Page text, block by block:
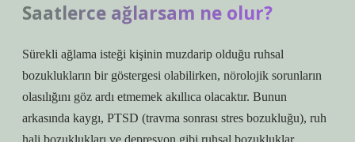
Saatlerce ağlarsam ne olur?
Sürekli ağlama isteği kişinin muzdarip olduğu ruhsal
bozuklukların bir göstergesi olabilirken, nörolojik sorunların
olasılığını göz ardı etmemek akıllıca olacaktır. Bunun
arkasında kaygı, PTSD (travma sonrası stres bozukluğu), ruh
hali bozuklukları ve depresyon gibi ruhsal bozukluklar